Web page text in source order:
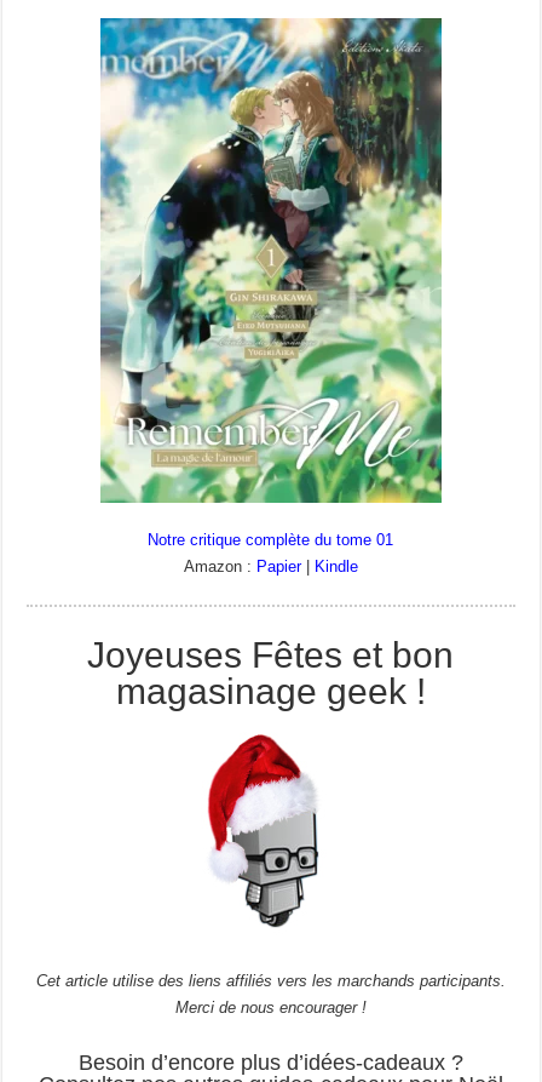
Notre critique complète du tome 01
Amazon : Papier| Kindle
Joyeuses Fêtes et bon
magasinage geek !
Cet article utilise des liens affiliés vers les marchands participants.
Merci de nous encourager !
Besoin d’encore plus d’idées-cadeaux ?